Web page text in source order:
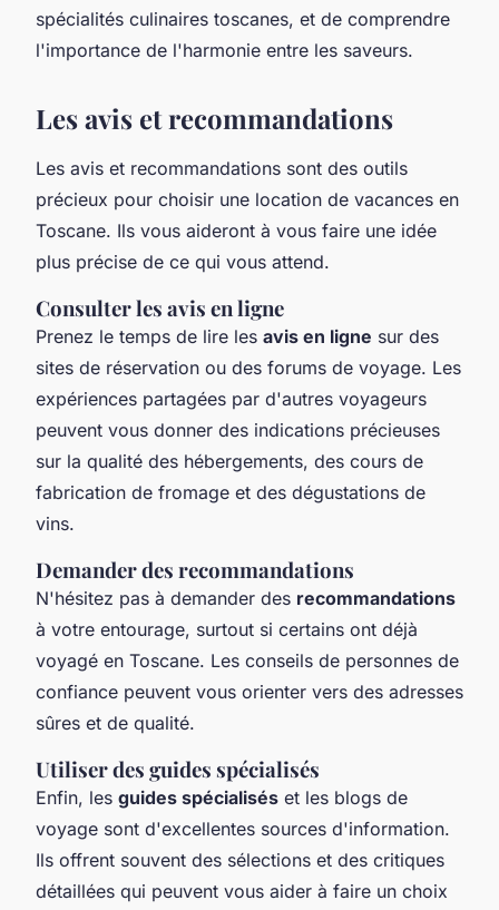
spécialités culinaires toscanes, et de comprendre
l'importance de l'harmonie entre les saveurs.
Les avis et recommandations
Les avis et recommandations sont des outils
précieux pour choisir une location de vacances en
Toscane. Ils vous aideront à vous faire une idée
plus précise de ce qui vous attend.
Consulter les avis en ligne
Prenez le temps de lire les avis en ligne sur des
sites de réservation ou des forums de voyage. Les
expériences partagées par d'autres voyageurs
peuvent vous donner des indications précieuses
sur la qualité des hébergements, des cours de
fabrication de fromage et des dégustations de
vins.
Demander des recommandations
N'hésitez pas à demander des recommandations
à votre entourage, surtout si certains ont déjà
voyagé en Toscane. Les conseils de personnes de
confiance peuvent vous orienter vers des adresses
sûres et de qualité.
Utiliser des guides spécialisés
Enfin, les guides spécialisés et les blogs de
voyage sont d'excellentes sources d'information.
Ils offrent souvent des sélections et des critiques
détaillées qui peuvent vous aider à faire un choix